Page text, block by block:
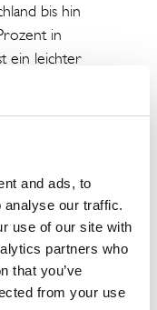
and ads, to
analyse our traffic.
use of our site with
partners who
that you’ve
from your use
bis hin
in
ein leichter
in den
Baujahre)
reicht von
bis